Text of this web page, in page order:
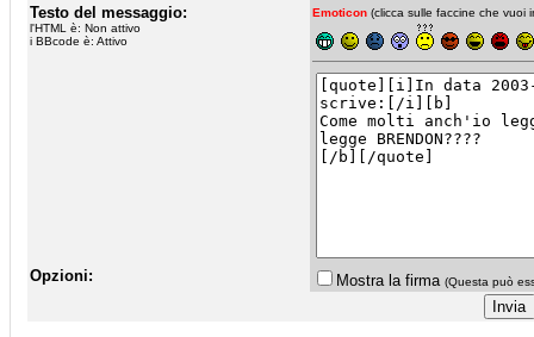
Testo del messaggio:
l'HTML è: Non attivo
i BBcode è: Attivo
Emoticon (clicca sulle faccine che vuoi
Opzioni: Mostra la firma (Questa può